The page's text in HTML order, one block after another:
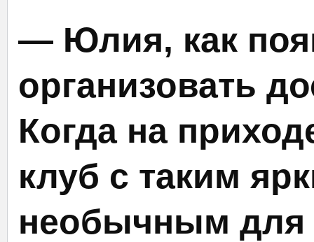
— Юлия, как
организовать
Когда на
клуб с таким
необычным для